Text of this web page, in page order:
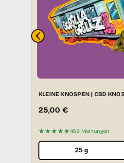
KLEINE KNOSPEN | CBD
25,00 €
★★★★★459 Meinungen